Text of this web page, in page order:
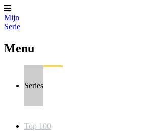
Mijn
Serie
Menu
Series
Top 100